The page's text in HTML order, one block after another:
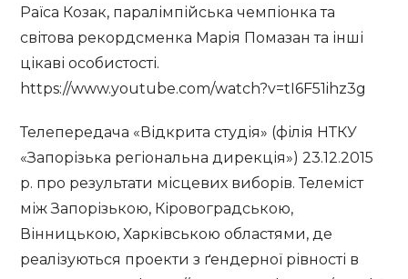
Раїса Козак, паралімпійська чемпіонка та
світова рекордсменка Марія Помазан та інші
цікаві особистості.
https://www.youtube.com/watch?v=tI6F51ihz3g
Телепередача «Відкрита студія» (філія НТКУ
«Запорізька регіональна дирекція») 23.12.2015
р. про результати місцевих виборів. Телеміст
між Запорізькою, Кіровоградською,
Вінницькою, Харківською областями, де
реалізуються проекти з ґендерної рівності в